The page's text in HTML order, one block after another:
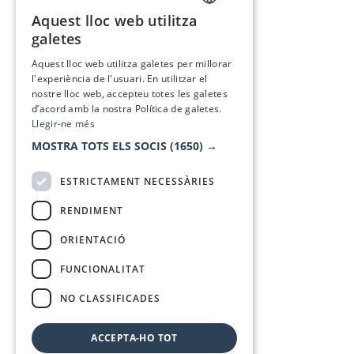
Aquest lloc web utilitza
galetes
Aquest lloc web utilitza galetes per millorar
l'experiència de l'usuari. En utilitzar el
nostre lloc web, accepteu totes les galetes
d’acord amb la nostra Política de galetes.
Llegir-ne més
MOSTRA TOTS ELS SOCIS (1650) →
ESTRICTAMENT NECESSÀRIES
RENDIMENT
ORIENTACIÓ
FUNCIONALITAT
NO CLASSIFICADES
ACCEPTA-HO TOT